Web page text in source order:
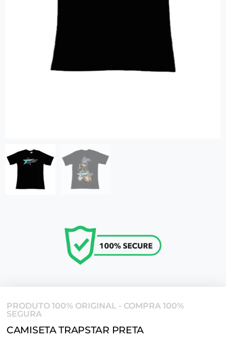
PRODUTO 100% ORIGINAL - COMPRA 100%
SEGURA
CAMISETA TRAPSTAR PRETA